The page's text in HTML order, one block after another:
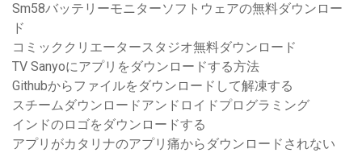
Sm58バッテリーモニターソフトウェアの無料ダウンロー
ド
コミッククリエータースタジオ無料ダウンロード
TV Sanyoにアプリをダウンロードする方法
Githubからファイルをダウンロードして解凍する
スチームダウンロードアンドロイドプログラミング
インドのロゴをダウンロードする
アプリがカタリナのアプリ痛からダウンロードされない